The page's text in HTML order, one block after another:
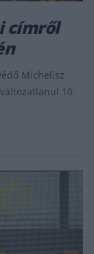
címről
Michelisz
10